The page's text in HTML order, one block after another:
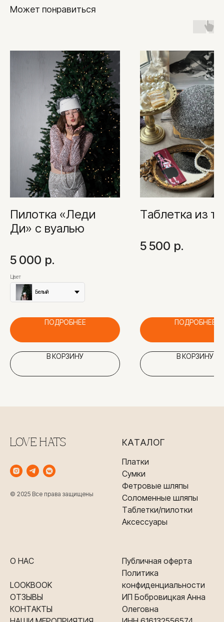
Может понравиться
Пилотка «Леди
Ди» с вуалью
5 000 р.
Цвет
Белый
ПОДРОБНЕЕ
В КОРЗИНУ
Таблетка из
5 500 р.
ПОДРОБНЕЕ
В КОРЗИНУ
LOVE HATS
© 2025 Все права защищены
КАТАЛОГ
Платки
Сумки
Фетровые шляпы
Соломенные шляпы
Таблетки/пилотки
Аксессуары
О НАС
LOOKBOOK
ОТЗЫВЫ
КОНТАКТЫ
Публичная оферта
Политика
конфиденциальности
ИП Бобровицкая Анна
Олеговна